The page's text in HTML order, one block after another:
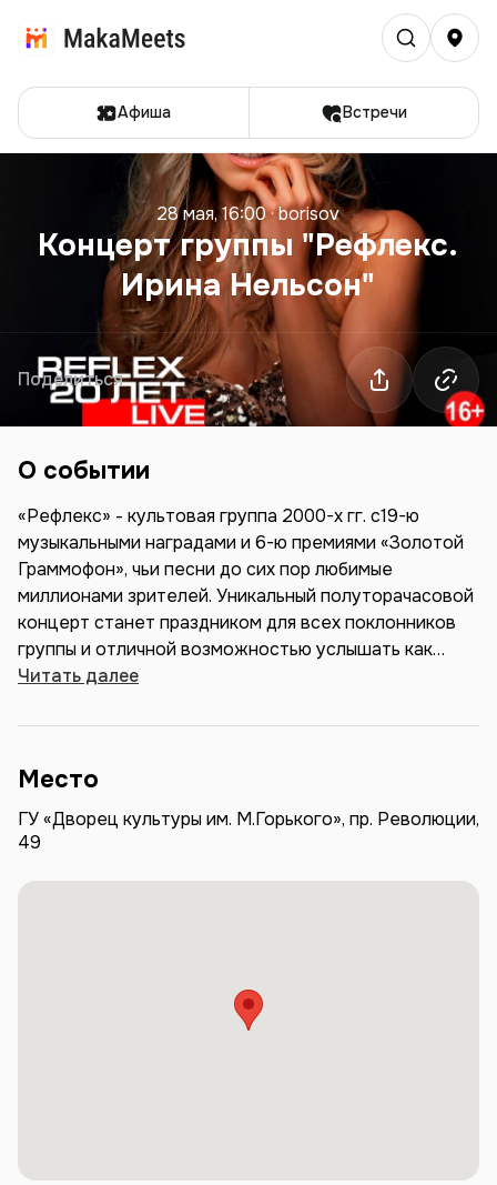
Афиша Встречи
28 мая, 16:00·borisov
Концерт группы "Рефлекс.
Ирина Нельсон"
Поделиться
О событии
«Рефлекс» - культовая группа 2000-х гг. с19-ю
музыкальными наградами и 6-ю премиями «Золотой
Граммофон», чьи песни до сих пор любимые
миллионами зрителей. Уникальный полуторачасовой
концерт станет праздником для всех поклонников
группы и отличной возможностью услышать как
старые, так и новые хиты, прикоснуться к творчеству
шоу.
Читать далее
Место
ГУ «Дворец культуры им. М.Горького», пр. Революции,
49